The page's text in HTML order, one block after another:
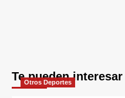
Te pueden interesar
Otros Deportes